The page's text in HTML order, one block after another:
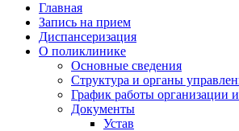
Главная
Запись на прием
Диспансеризация
О поликлинике
Основные сведения
Структура и органы
График работы организации
Документы
Устав